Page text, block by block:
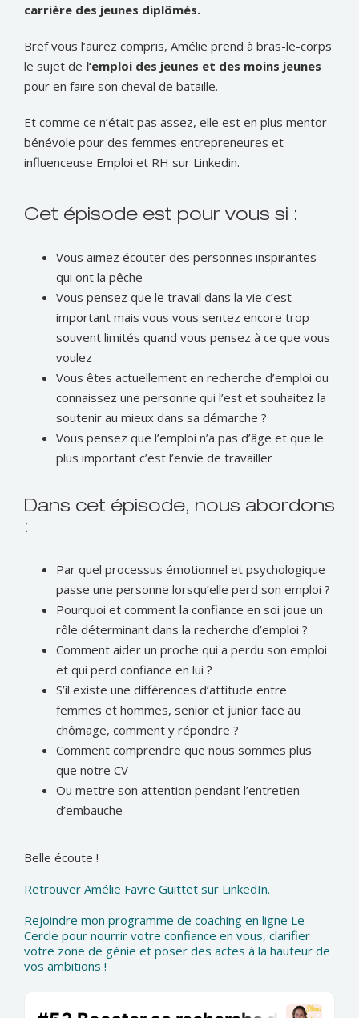
carrière des jeunes diplômés.
Bref vous l’aurez compris, Amélie prend à bras-le-corps
le sujet de l’emploi des jeunes et des moins jeunes
pour en faire son cheval de bataille.
Et comme ce n’était pas assez, elle est en plus mentor
bénévole pour des femmes entrepreneures et
influenceuse Emploi et RH sur Linkedin.
Cet épisode est pour vous si :
Vous aimez écouter des personnes inspirantes
qui ont la pêche
Vous pensez que le travail dans la vie c’est
important mais vous vous sentez encore trop
souvent limités quand vous pensez à ce que vous
voulez
Vous êtes actuellement en recherche d’emploi ou
connaissez une personne qui l’est et souhaitez la
soutenir au mieux dans sa démarche ?
Vous pensez que l’emploi n’a pas d’âge et que le
plus important c’est l’envie de travailler
Dans cet épisode, nous abordons
:
Par quel processus émotionnel et psychologique
passe une personne lorsqu’elle perd son emploi ?
Pourquoi et comment la confiance en soi joue un
rôle déterminant dans la recherche d’emploi ?
Comment aider un proche qui a perdu son emploi
et qui perd confiance en lui ?
S’il existe une différences d’attitude entre
femmes et hommes, senior et junior face au
chômage, comment y répondre ?
Comment comprendre que nous sommes plus
que notre CV
Ou mettre son attention pendant l’entretien
d’embauche
Belle écoute !
Retrouver Amélie Favre Guittet sur LinkedIn.
Rejoindre mon programme de coaching en ligne Le
Cercle pour nourrir votre confiance en vous, clarifier
votre zone de génie et poser des actes à la hauteur de
vos ambitions !